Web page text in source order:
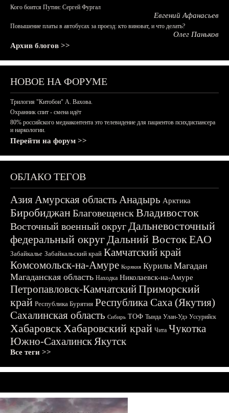
Кого боится Путин: Сергей Фургал
Евгений Афанасьев
Повышение платы в автобусах за проезд: кто виноват, и что делать?
Олег Паньков
Архив блогов >>
НОВОЕ НА ФОРУМЕ
Трилогия "Китобои" А. Вахова.
Охранник спит - смена идёт
80% российского медиаконтента это телевидение для пациентов психдиспансера
и наркологии.
Перейти на форум >>
ОБЛАКО ТЕГОВ
АзияАмурская область Анадырь Арктика
БиробиджанБлаговещенскВладивосток
Восточный военный округДальневосточный
федеральный округДальний ВостокЕАО
Забайкалье Забайкальский край Камчатский край
Комсомольск-на-Амуре Корякия Курилы Магадан
Магаданская область Находка Николаевск-на-Амуре
Петропавловск-КамчатскийПриморский
край Республика Бурятия Республика Саха (Якутия)
Сахалинская область Сибирь ТОФ Тында Улан-Удэ Уссурийск
ХабаровскХабаровский край Чита Чукотка
Южно-СахалинскЯкутск
Все теги >>